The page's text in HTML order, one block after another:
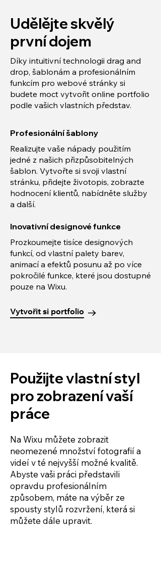
Udělějte skvělý
první dojem
Díky intuitivní technologii drag and
drop, šablonám a profesionálním
funkcím pro webové stránky si
budete moct vytvořit online portfolio
podle vašich vlastních představ.
Profesionální šablony
Realizujte vaše nápady použitím
jedné z našich přizpůsobitelných
šablon. Vytvořte si svoji vlastní
stránku, přidejte životopis, zobrazte
hodnocení klientů, nabídněte služby
a další.
Inovativní designové funkce
Prozkoumejte tisíce designových
funkcí, od vlastní palety barev,
animací a efektů posunu až po více
pokročilé funkce, které jsou dostupné
pouze na Wixu.
Vytvořit si portfolio
Použijte vlastní styl
pro zobrazení vaší
práce
Na Wixu můžete zobrazit
neomezené množství fotografií a
videí v té nejvyšší možné kvalitě.
Abyste vaši práci představili
opravdu profesionálním
způsobem, máte na výběr ze
spousty stylů rozvržení, která si
můžete dále upravit.